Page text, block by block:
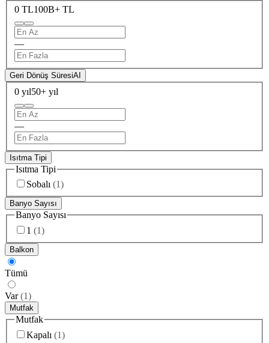
0 TL100B+ TL
—
Geri Dönüş SüresiAI
0 yıl50+ yıl
—
Isıtma Tipi
Isıtma Tipi
Sobalı (1)
Banyo Sayısı
Banyo Sayısı
1 (1)
Balkon
Tümü
Var (1)
Mutfak
Mutfak
Kapalı (1)